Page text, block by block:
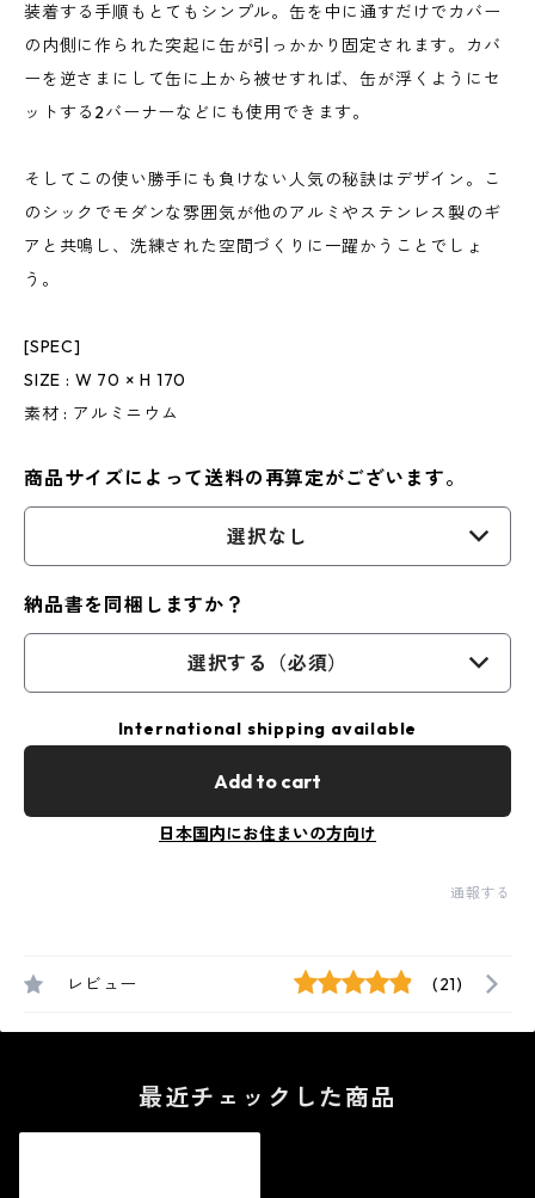
装着する手順もとてもシンプル。缶を中に通すだけでカバー
の内側に作られた突起に缶が引っかかり固定されます。カバ
ーを逆さまにして缶に上から被せすれば、缶が浮くようにセ
ットする2バーナーなどにも使用できます。
そしてこの使い勝手にも負けない人気の秘訣はデザイン。こ
のシックでモダンな雰囲気が他のアルミやステンレス製のギ
アと共鳴し、洗練された空間づくりに一躍かうことでしょ
う。
[SPEC]
SIZE : W 70 × H 170
素材 : アルミニウム
商品サイズによって送料の再算定がございます。
選択なし
納品書を同梱しますか？
選択する（必須）
International shipping available
Add to cart
日本国内にお住まいの方向け
通報する
レビュー (21)
最近チェックした商品